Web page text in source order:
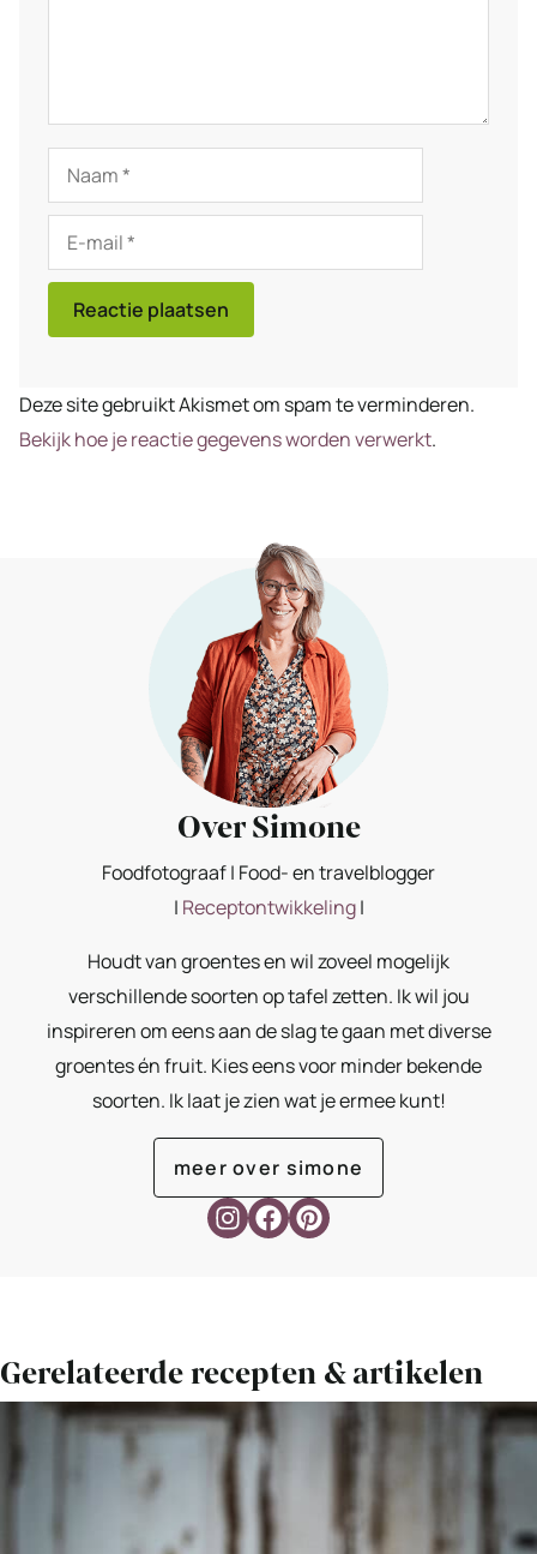
Naam
mail
Deze site gebruikt Akismet om spam te verminderen.
Bekijk hoe je reactie gegevens worden verwerkt.
Over Simone
Foodfotograaf | Food- en travelblogger
| Receptontwikkeling|
Houdt van groentes en wil zoveel mogelijk
verschillende soorten op tafel zetten. Ik wil jou
inspireren om eens aan de slag te gaan met diverse
groentes én fruit. Kies eens voor minder bekende
soorten. Ik laat je zien wat je ermee kunt!
meer over simone
Gerelateerde recepten & artikelen
Bekijk
met